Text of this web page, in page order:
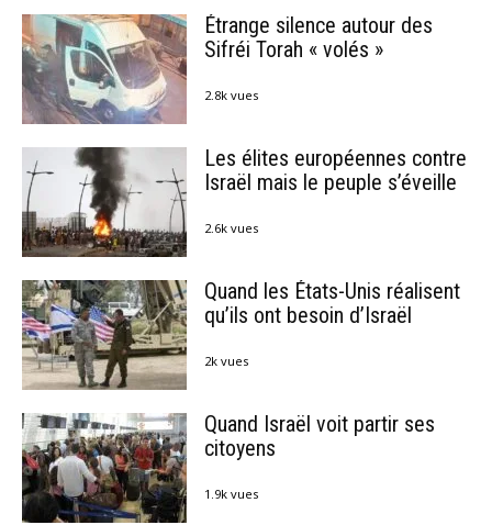
Étrange silence autour des
Sifréi Torah « volés »
2.8k vues
Les élites européennes contre
Israël mais le peuple s’éveille
2.6k vues
Quand les États-Unis réalisent
qu’ils ont besoin d’Israël
2k vues
Quand Israël voit partir ses
citoyens
1.9k vues